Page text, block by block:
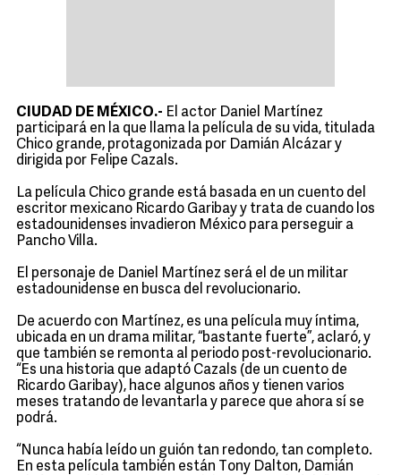
CIUDAD DE MÉXICO.- El actor Daniel Martínez
participará en la que llama la película de su vida, titulada
Chico grande, protagonizada por Damián Alcázar y
dirigida por Felipe Cazals.
La película Chico grande está basada en un cuento del
escritor mexicano Ricardo Garibay y trata de cuando los
estadounidenses invadieron México para perseguir a
Pancho Villa.
El personaje de Daniel Martínez será el de un militar
estadounidense en busca del revolucionario.
De acuerdo con Martínez, es una película muy íntima,
ubicada en un drama militar, “bastante fuerte”, aclaró, y
que también se remonta al periodo post-revolucionario.
“Es una historia que adaptó Cazals (de un cuento de
Ricardo Garibay), hace algunos años y tienen varios
meses tratando de levantarla y parece que ahora sí se
podrá.
“Nunca había leído un guión tan redondo, tan completo.
En esta película también están Tony Dalton, Damián